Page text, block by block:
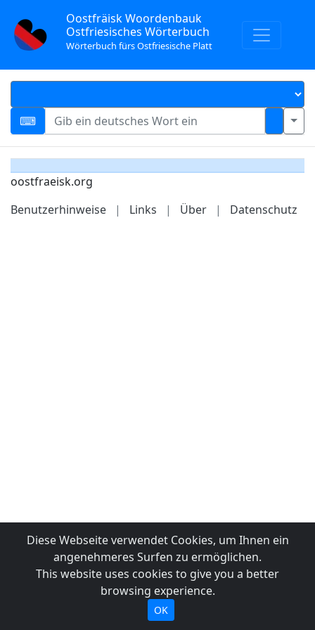
Oostfräisk Woordenbauk
Ostfriesisches Wörterbuch
Wörterbuch fürs Ostfriesische Platt
oostfraeisk.org
Benutzerhinweise
| Links | Über | Datenschutz
Diese Webseite verwendet Cookies, um Ihnen ein
angenehmeres Surfen zu ermöglichen.
This website uses cookies to give you a better
browsing experience.
OK